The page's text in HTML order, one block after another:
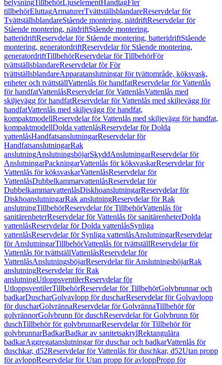
belysningTillbehörLjuselementHandtagFler
tillbehörEluttagArmaturerTvättställsblandareReservdelar för
TvättställsblandareStående montering, nätdriftReservdelar för
Stående montering, nätdriftStående montering,
batteridriftReservdelar för Stående montering, batteridriftStående
montering, generatordriftReservdelar för Stående montering,
generatordriftTillbehörReservdelar för TillbehörFör
tvättställsblandareReservdelar för För
tvättställsblandareApparatanslutningar för tvättområde, köksvask,
enheter och tvättställVattenlås för handfatReservdelar för Vattenlås
för handfatVattenlåsReservdelar för VattenlåsVattenlås med
skiljevägg för handfatReservdelar för Vattenlås med skiljevägg för
handfatVattenlås med skiljevägg för handfat,
kompaktmodellReservdelar för Vattenlås med skiljevägg för handfat,
kompaktmodellDolda vattenlåsReservdelar för Dolda
vattenlåsHandfatsanslutningarReservdelar för
HandfatsanslutningarRak
anslutningAnslutningsböjarSkyddAnslutningarReservdelar för
AnslutningarPackningarVattenlås för köksvaskarReservdelar för
Vattenlås för köksvaskarVattenlåsReservdelar för
VattenlåsDubbelkammarvattenlåsReservdelar för
DubbelkammarvattenlåsDiskhoanslutningarReservdelar för
DiskhoanslutningarRak anslutningReservdelar för Rak
anslutningTillbehörReservdelar för TillbehörVattenlås för
sanitärenheterReservdelar för Vattenlås för sanitärenheterDolda
vattenlåsReservdelar för Dolda vattenlåsSynliga
vattenlåsReservdelar för Synliga vattenlåsAnslutningarReservdelar
för AnslutningarTillbehörVattenlås för tvättställReservdelar för
Vattenlås för tvättställVattenlåsReservdelar för
VattenlåsAnslutningsböjarReservdelar för AnslutningsböjarRak
anslutningReservdelar för Rak
anslutningUtloppsventilerReservdelar för
UtloppsventilerTillbehörReservdelar för TillbehörGolvbrunnar och
badkarDuscharGolvavlopp för duscharReservdelar för Golvavlopp
för duscharGolvrännaReservdelar för GolvrännaTillbehör för
golvrännorGolvbrunn för duschReservdelar för Golvbrunn för
duschTillbehör för golvbrunnarReservdelar för Tillbehör för
golvbrunnarBadkarBadkar av sanitetsakrylRektangulära
badkarAggregatanslutningar för duschar och badkarVattenlås för
duschkar, d52Reservdelar för Vattenlås för duschkar, d52Utan propp
för avloppReservdelar för Utan propp för avloppPropp för